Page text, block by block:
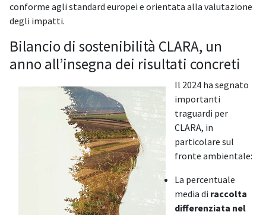
conforme agli standard europei e orientata alla valutazione
degli impatti.
Bilancio di sostenibilità CLARA, un
anno all’insegna dei risultati concreti
Il 2024 ha segnato
importanti
traguardi per
CLARA, in
particolare sul
fronte ambientale:
La percentuale
media di raccolta
differenziata nel